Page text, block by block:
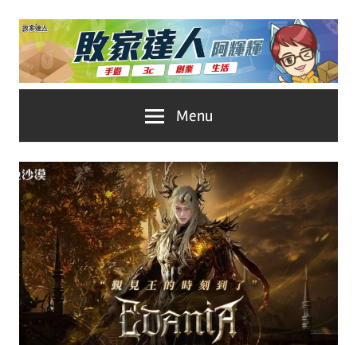
Skip
content
家
達
人
推
薦
No.1
遊
戲
科
技
自
媒
體。
Menu